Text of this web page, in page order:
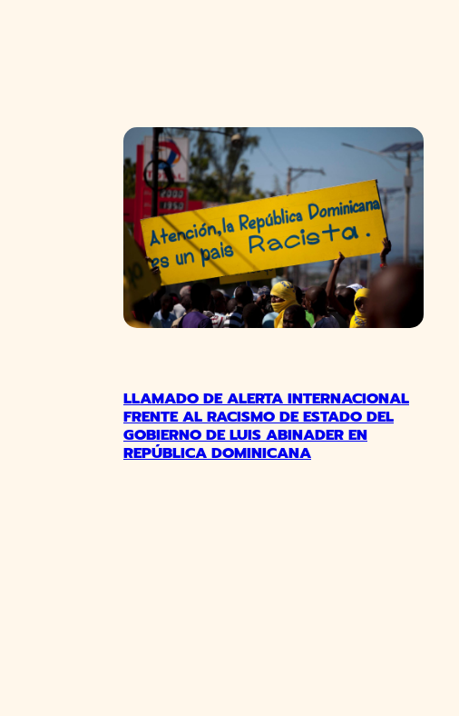
LLAMADO DE ALERTA INTERNACIONAL
FRENTE AL RACISMO DE ESTADO DEL
GOBIERNO DE LUIS ABINADER EN
REPÚBLICA DOMINICANA